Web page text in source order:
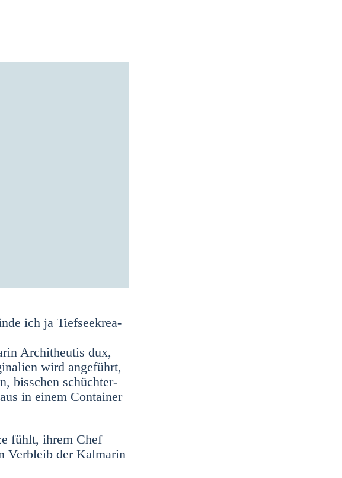
ich ja Tief­see­krea­
Archi­theu­tis dux,
wird ange­führt,
biss­chen schüch­ter­
in einem Con­tai­ner
fühlt, ihrem Chef
Ver­bleib der Kal­ma­rin